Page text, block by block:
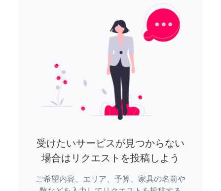
受けたいサービスが見つからない
場合はリクエストを投稿しよう
ご希望内容、エリア、予算、家具の名前や